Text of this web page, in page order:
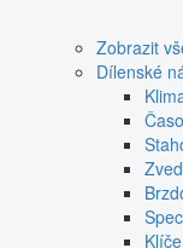
Zobrazit
Dílenské